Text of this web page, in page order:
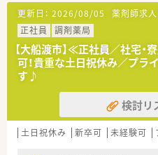
更新日： 2026/08/05 薬剤師求人
正社員
調剤薬局
【大船渡市】≪正社員／社宅
可！貴重な土日祝休み／プラ
す♪
検討リ
土日祝休み 新卒可 未経験可